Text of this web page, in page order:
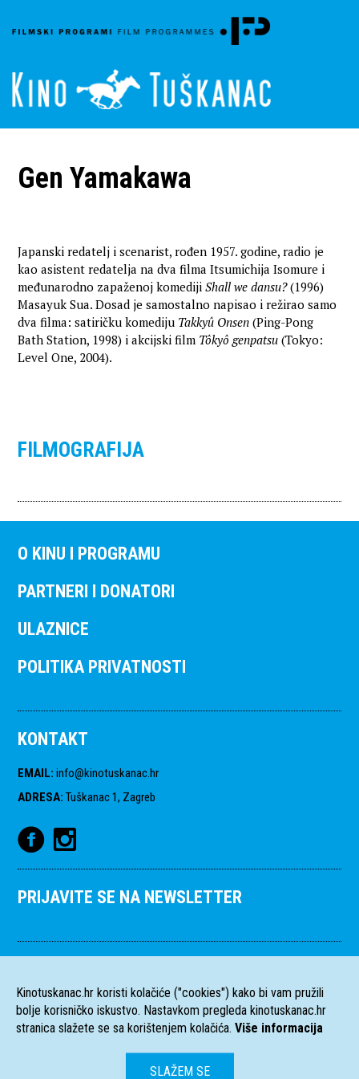
Gen Yamakawa
Japanski redatelj i scenarist, rođen 1957. godine, radio je
kao asistent redatelja na dva filma Itsumichija Isomure i
međunarodno zapaženoj komedijiShall we dansu?(1996)
Masayuk Sua. Dosad je samostalno napisao i režirao samo
dva filma: satiričku komediju Takkyû Onsen (Ping-Pong
Bath Station, 1998) i akcijski film Tôkyô genpatsu (Tokyo:
Level One, 2004).
FILMOGRAFIJA
O KINU I PROGRAMU
PARTNERI I DONATORI
ULAZNICE
POLITIKA PRIVATNOSTI
KONTAKT
EMAIL: info@kinotuskanac.hr
ADRESA: Tuškanac 1, Zagreb
PRIJAVITE SE NA NEWSLETTER
Kinotuskanac.hr koristi kolačiće ("cookies") kako bi vam pružili
bolje korisničko iskustvo. Nastavkom pregleda kinotuskanac.hr
stranica slažete se sa korištenjem kolačića. Više informacija
SLAŽEM SE